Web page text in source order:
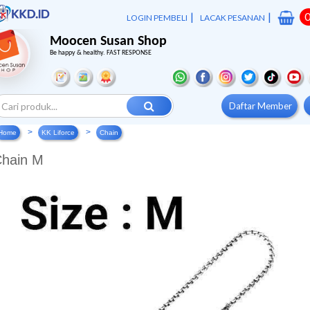
LOGIN PEMBELI | LACAK PESANAN | 0
Moocen Susan Shop
Be happy & healthy. FAST RESPONSE
Daftar Member
KK Liforce Chain
M